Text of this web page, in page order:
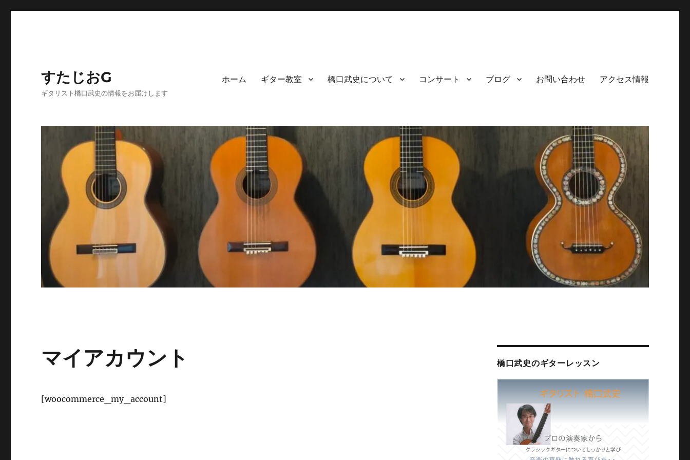
すたじおG
ギタリスト橋口武史の情報をお届けします
ホーム ギター教室 橋口武史について コンサート ブログ お問い合わせ アクセス情報
マイアカウント
[woocommerce_my_account]
橋口武史のギターレッスン